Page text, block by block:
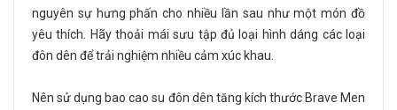
nguyên sự hưng phấn cho nhiều lần sau như một món đồ
yêu thích. Hãy thoải mái sưu tập đủ loại hình dáng các loại
đôn dên để trải nghiệm nhiều cảm xúc khau.
Nên sử dụng bao cao su đôn dên tăng kích thước Brave Men